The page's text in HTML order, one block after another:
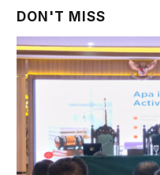
DON'T MISS